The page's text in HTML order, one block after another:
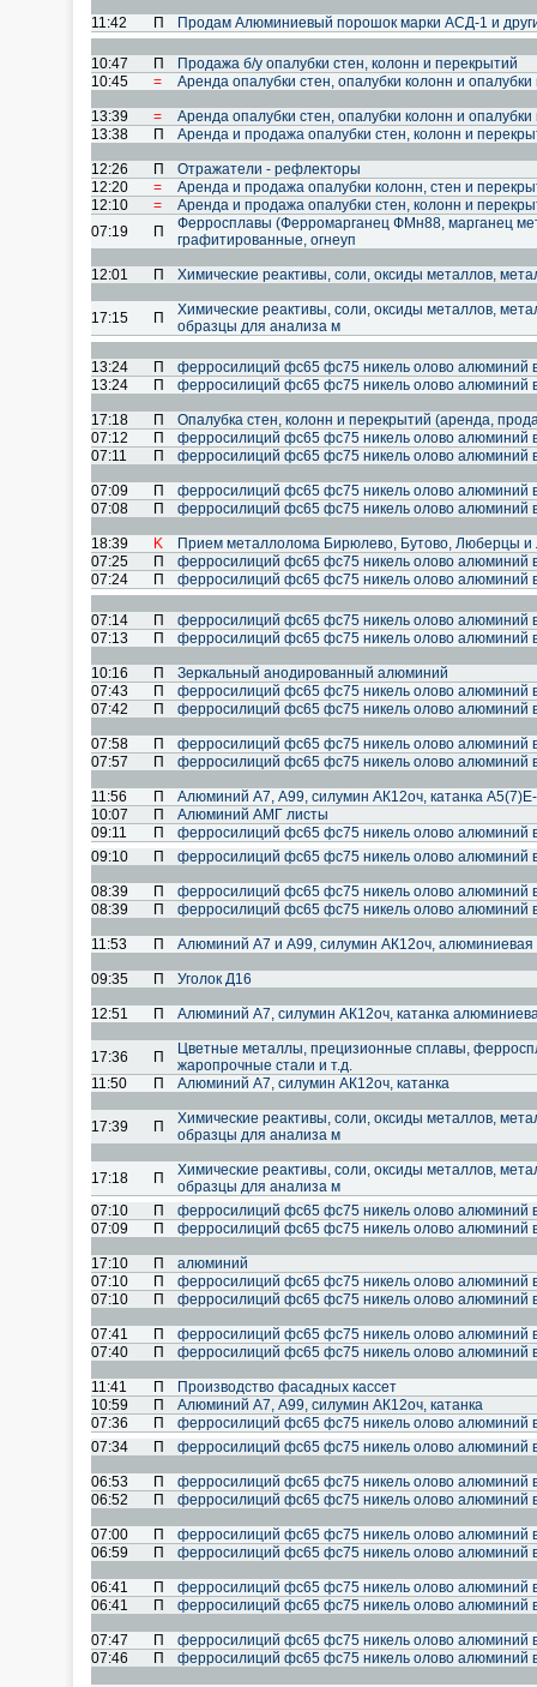
11:42 П Продам Алюминиевый порошок марки АСД-1 и
10:47 П
Продажа б/у опалубки стен, колонн и перекрытий
10:45
= Аренда опалубки стен, опалубки колонн и
13:39 =
Аренда опалубки стен, опалубки колонн и
13:38
П Аренда и продажа опалубки стен, колонн и
12:26 П
Отражатели - рефлекторы
12:20
=
Аренда и продажа опалубки колонн, стен и
12:10
=
Аренда и продажа опалубки стен, колонн и
07:19
П
Ферросплавы (Ферромарганец ФМн88, марганец
графитированные, огнеуп
12:01 П Химические реактивы, соли, оксиды металлов,
17:15 П
Химические реактивы, соли, оксиды металлов,
образцы для анализа м
13:24 П
ферросилиций фс65 фс75 никель олово алюминий
13:24
П ферросилиций фс65 фс75 никель олово алюминий
17:18 П
Опалубка стен, колонн и перекрытий (аренда,
07:12
П
ферросилиций фс65 фс75 никель олово алюминий
07:11
П ферросилиций фс65 фс75 никель олово алюминий
07:09 П
ферросилиций фс65 фс75 никель олово алюминий
07:08
П ферросилиций фс65 фс75 никель олово алюминий
18:39 K
Прием металлолома Бирюлево, Бутово, Люберцы и
07:25
П
ферросилиций фс65 фс75 никель олово алюминий
07:24
П ферросилиций фс65 фс75 никель олово алюминий
07:14 П
ферросилиций фс65 фс75 никель олово алюминий
07:13
П ферросилиций фс65 фс75 никель олово алюминий
10:16 П
Зеркальный анодированный алюминий
07:43
П
ферросилиций фс65 фс75 никель олово алюминий
07:42
П ферросилиций фс65 фс75 никель олово алюминий
07:58 П
ферросилиций фс65 фс75 никель олово алюминий
07:57
П ферросилиций фс65 фс75 никель олово алюминий
11:56 П
Алюминий А7, А99, силумин АК12оч, катанка
10:07
П
Алюминий АМГ листы
09:11
П
ферросилиций фс65 фс75 никель олово алюминий
09:10
П ферросилиций фс65 фс75 никель олово алюминий
08:39 П
ферросилиций фс65 фс75 никель олово алюминий
08:39
П ферросилиций фс65 фс75 никель олово алюминий
11:53 П Алюминий А7 и А99, силумин АК12оч, алюминиевая
09:35 П Уголок Д16
12:51 П Алюминий А7, силумин АК12оч, катанка
17:36 П
Цветные металлы, прецизионные сплавы,
жаропрочные стали и т.д.
11:50
П Алюминий А7, силумин АК12оч, катанка
17:39 П
Химические реактивы, соли, оксиды металлов,
образцы для анализа м
17:18 П
Химические реактивы, соли, оксиды металлов,
образцы для анализа м
07:10
П
ферросилиций фс65 фс75 никель олово алюминий
07:09
П ферросилиций фс65 фс75 никель олово алюминий
17:10 П
алюминий
07:10
П
ферросилиций фс65 фс75 никель олово алюминий
07:10
П ферросилиций фс65 фс75 никель олово алюминий
07:41 П
ферросилиций фс65 фс75 никель олово алюминий
07:40
П ферросилиций фс65 фс75 никель олово алюминий
11:41 П
Производство фасадных кассет
10:59
П
Алюминий А7, А99, силумин АК12оч, катанка
07:36
П
ферросилиций фс65 фс75 никель олово алюминий
07:34
П ферросилиций фс65 фс75 никель олово алюминий
06:53 П
ферросилиций фс65 фс75 никель олово алюминий
06:52
П ферросилиций фс65 фс75 никель олово алюминий
07:00 П
ферросилиций фс65 фс75 никель олово алюминий
06:59
П ферросилиций фс65 фс75 никель олово алюминий
06:41 П
ферросилиций фс65 фс75 никель олово алюминий
06:41
П ферросилиций фс65 фс75 никель олово алюминий
07:47 П
ферросилиций фс65 фс75 никель олово алюминий
07:46
П ферросилиций фс65 фс75 никель олово алюминий